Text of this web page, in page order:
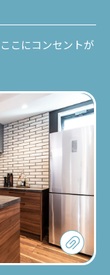
こにコンセントが